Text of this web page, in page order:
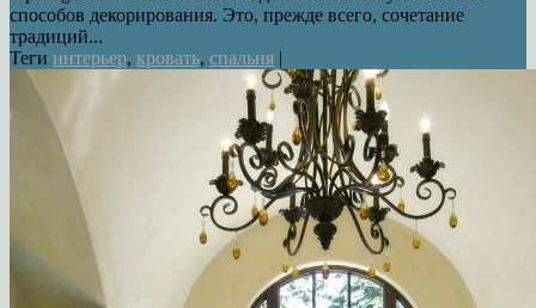
способов декорирования. Это, прежде всего, сочетание
традиций...
Теги интерьер, кровать, спальня |